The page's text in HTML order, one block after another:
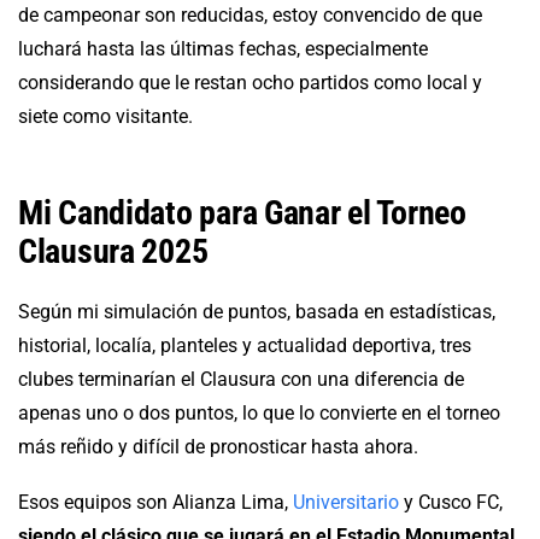
de campeonar son reducidas, estoy convencido de que
luchará hasta las últimas fechas, especialmente
considerando que le restan ocho partidos como local y
siete como visitante.
Mi Candidato para Ganar el Torneo
Clausura 2025
Según mi simulación de puntos, basada en estadísticas,
historial, localía, planteles y actualidad deportiva, tres
clubes terminarían el Clausura con una diferencia de
apenas uno o dos puntos, lo que lo convierte en el torneo
más reñido y difícil de pronosticar hasta ahora.
Esos equipos son Alianza Lima, Universitario y Cusco FC,